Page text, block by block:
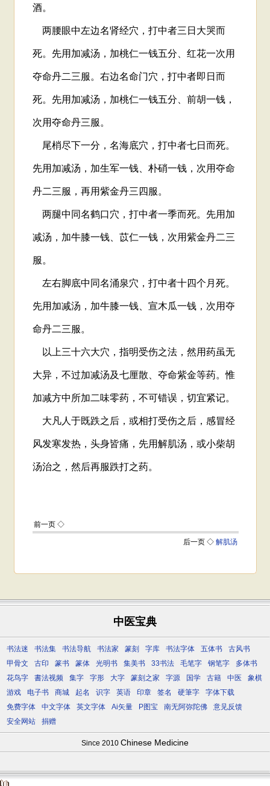
中医宝典
书法迷 书法集 书法导航 书法家 篆刻 字库 书法字体 五体书
古风书
甲骨文
古印 篆书 篆体 光明书 集美书 33书法 毛笔字 钢笔字
多体书
花鸟字
書法视频 集字 字形 大字 篆刻之家 字源 国学 古籍 中医
象棋
游戏
电子书 商城 起名 识字 英语 印章 签名 硬筆字
字体下载
免费字体
中文字体 英文字体 Ai矢量 P图宝 南无阿弥陀佛
意见反馈
安全网站
捐赠
Since 2010 Chinese Medicine